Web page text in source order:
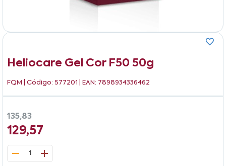
Heliocare Gel Cor F50 50g
FQM | Código: 577201 | EAN: 7898934336462
135,83
129,57
1